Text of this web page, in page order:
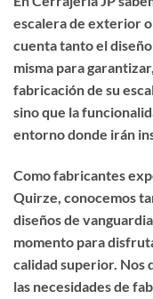
escalera de exterior
cuenta tanto el
misma para
fabricación de su
sino que la
entorno donde irán
Como fabricantes
Quirze, conocemos
diseños de
momento para
calidad superior. Nos
las necesidades de